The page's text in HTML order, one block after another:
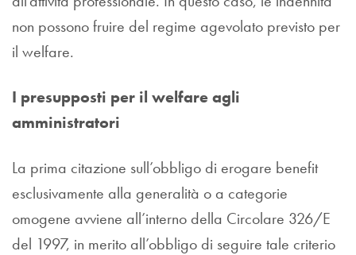
non possono fruire del regime agevolato previsto per
il welfare.
I presupposti per il welfare agli
amministratori
La prima citazione sull’obbligo di erogare benefit
esclusivamente alla generalità o a categorie
omogene avviene all’interno della Circolare 326/E
del 1997, in merito all’obbligo di seguire tale criterio